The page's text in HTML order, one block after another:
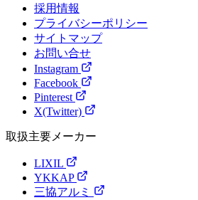
採用情報
プライバシーポリシー
サイトマップ
お問い合せ
Instagram
Facebook
Pinterest
X(Twitter)
取扱主要メーカー
LIXIL
YKKAP
三協アルミ